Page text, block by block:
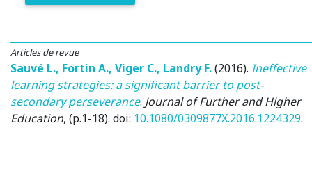
Articles de revue
Sauvé L., Fortin A., Viger C., Landry F.(2016). Ineffective
learning strategies: a significant barrier to post-
secondary perseverance. Journal of Further and Higher
Education, (p.1-18). doi: 10.1080/0309877X.2016.1224329.